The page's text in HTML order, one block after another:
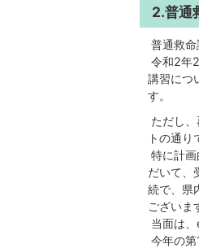
2.普通
普通救命
令和2年
講習につ
す。
ただし
トの通り
特に計
だいて、
続で、県
ございま
当面は
今年の